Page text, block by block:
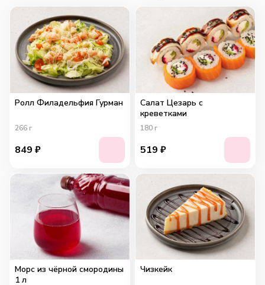
Ролл Филадельфия Гурман
266 г
849 ₽
Салат Цезарь с
креветками
180 г
519 ₽
Морс из чёрной смородины
1 л
Чизкейк